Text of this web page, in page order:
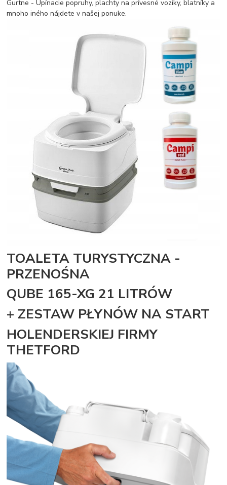
Gurtne - Upínacie popruhy, plachty na prívesné vozíky, blatníky a
mnoho iného nájdete v našej ponuke.
TOALETA TURYSTYCZNA -
PRZENOŚNA
QUBE 165-XG 21 LITRÓW
+ ZESTAW PŁYNÓW NA START
HOLENDERSKIEJ FIRMY
THETFORD